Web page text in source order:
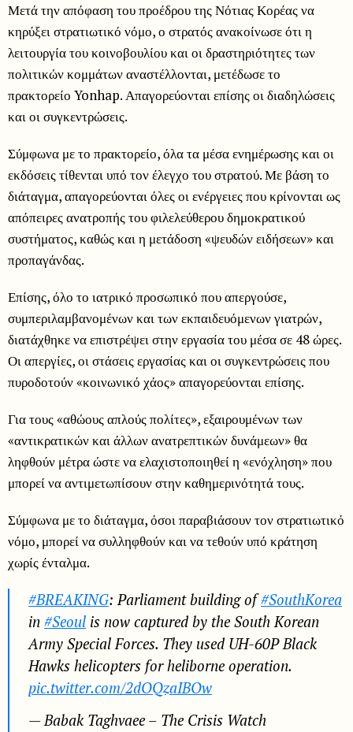
Μετά την απόφαση του προέδρου της Νότιας Κορέας να
κηρύξει στρατιωτικό νόμο, ο στρατός ανακοίνωσε ότι η
λειτουργία του κοινοβουλίου και οι δραστηριότητες των
πολιτικών κομμάτων αναστέλλονται, μετέδωσε το
πρακτορείο Yonhap. Απαγορεύονται επίσης οι διαδηλώσεις
και οι συγκεντρώσεις.
Σύμφωνα με το πρακτορείο, όλα τα μέσα ενημέρωσης και οι
εκδόσεις τίθενται υπό τον έλεγχο του στρατού. Με βάση το
διάταγμα, απαγορεύονται όλες οι ενέργειες που κρίνονται ως
απόπειρες ανατροπής του φιλελεύθερου δημοκρατικού
συστήματος, καθώς και η μετάδοση «ψευδών ειδήσεων» και
προπαγάνδας.
Επίσης, όλο το ιατρικό προσωπικό που απεργούσε,
συμπεριλαμβανομένων και των εκπαιδευόμενων γιατρών,
διατάχθηκε να επιστρέψει στην εργασία του μέσα σε 48 ώρες.
Οι απεργίες, οι στάσεις εργασίας και οι συγκεντρώσεις που
πυροδοτούν «κοινωνικό χάος» απαγορεύονται επίσης.
Για τους «αθώους απλούς πολίτες», εξαιρουμένων των
«αντικρατικών και άλλων ανατρεπτικών δυνάμεων» θα
ληφθούν μέτρα ώστε να ελαχιστοποιηθεί η «ενόχληση» που
μπορεί να αντιμετωπίσουν στην καθημερινότητά τους.
Σύμφωνα με το διάταγμα, όσοι παραβιάσουν τον στρατιωτικό
νόμο, μπορεί να συλληφθούν και να τεθούν υπό κράτηση
χωρίς ένταλμα.
#BREAKING: Parliament building of#SouthKorea
in #Seoul is now captured by the South Korean
Army Special Forces. They used UH-60P Black
Hawks helicopters for heliborne operation.
pic.twitter.com/2dOQzaIBOw
— Babak Taghvaee – The Crisis Watch